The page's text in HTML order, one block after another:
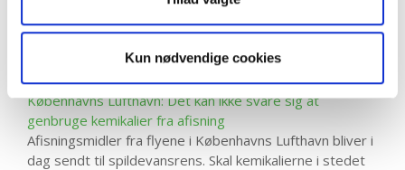
Kun nødvendige cookies
at rense solventer op til eksterne aftagere. Derfor er
kredsløb. Læs mere om dette i artiklen.
Københavns Lufthavn: Det kan ikke svare sig at
genbruge kemikalier fra afisning
Afisningsmidler fra flyene i Københavns Lufthavn bliver i
dag sendt til spildevansrens. Skal kemikalierne i stedet